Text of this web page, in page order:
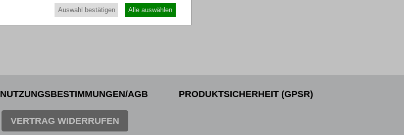
NUTZUNGSBESTIMMUNGEN/AGB PRODUKTSICHERHEIT (GPSR)
VERTRAG WIDERRUFEN
Auswahl bestätigen Alle auswählen